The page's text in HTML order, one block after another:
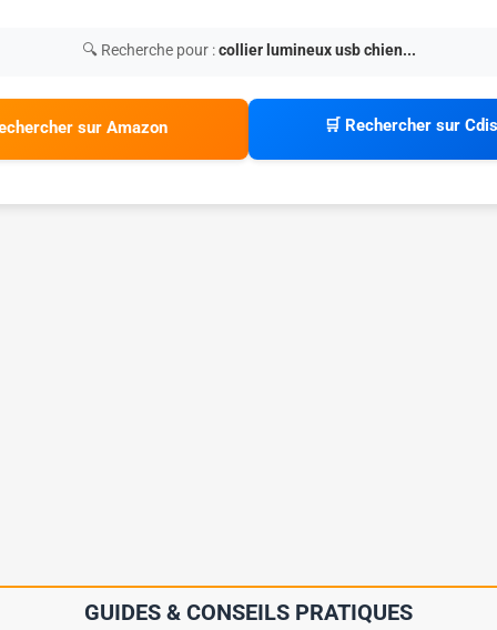
🔍 Recherche pour :collier lumineux usb chien...
sur Amazon 🛒 Rechercher sur
GUIDES & CONSEILS PRATIQUES